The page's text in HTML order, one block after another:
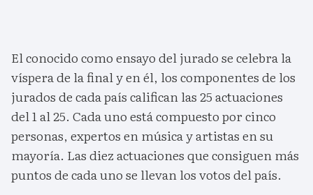
El conocido como ensayo del jurado se celebra la
víspera de la final y en él, los componentes de los
jurados de cada país califican las 25 actuaciones
del 1 al 25. Cada uno está compuesto por cinco
personas, expertos en música y artistas en su
mayoría. Las diez actuaciones que consiguen más
puntos de cada uno se llevan los votos del país.